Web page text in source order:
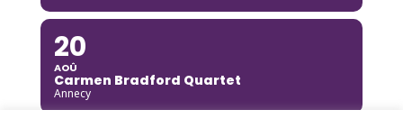
20
AOÛ
Carmen Bradford Quartet
Annecy